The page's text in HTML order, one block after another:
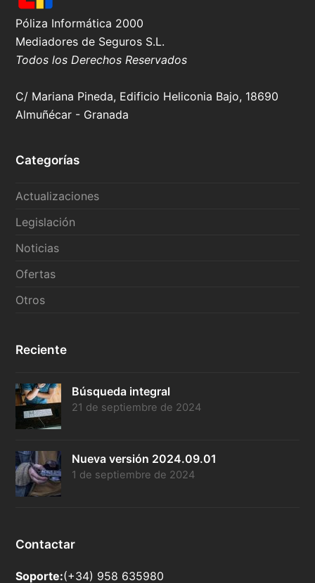
Póliza Informática 2000
Mediadores de Seguros S.L.
Todos los Derechos Reservados
C/ Mariana Pineda, Edificio Heliconia Bajo, 18690
Almuñécar - Granada
Categorías
Actualizaciones
Legislación
Noticias
Ofertas
Otros
Reciente
Búsqueda integral
21 de septiembre de 2024
Nueva versión 2024.09.01
1 de septiembre de 2024
Contactar
Soporte:(+34) 958 635980